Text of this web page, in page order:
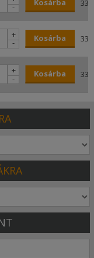
- Kosárba
-
+ Kosárba
-
+ Kosárba